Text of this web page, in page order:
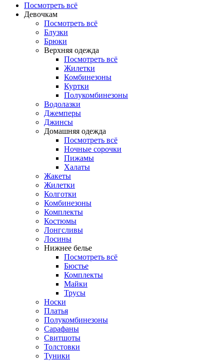
Посмотреть всё
Девочкам
Посмотреть всё
Блузки
Брюки
Верхняя одежда
Посмотреть всё
Жилетки
Комбинезоны
Куртки
Полукомбинезоны
Водолазки
Джемперы
Джинсы
Домашняя одежда
Посмотреть всё
Ночные сорочки
Пижамы
Халаты
Жакеты
Жилетки
Колготки
Комбинезоны
Комплекты
Костюмы
Лонгсливы
Лосины
Нижнее белье
Посмотреть всё
Бюстье
Комплекты
Майки
Трусы
Носки
Платья
Полукомбинезоны
Сарафаны
Свитшоты
Толстовки
Туники